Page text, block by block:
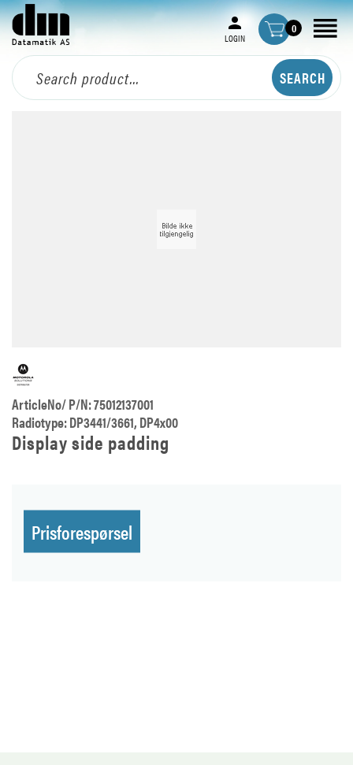
LOGIN
0
ArticleNo/ P/N: 75012137001
Radiotype: DP3441/3661, DP4x00
Display side padding
Prisforespørsel